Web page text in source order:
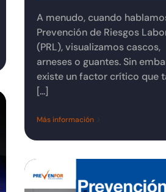
A menudo, cuando
Prevención de Riesgos
(PRL), visualizamos cascos,
arneses o guantes. Sin
existe un factor crítico que
[...]
Más información